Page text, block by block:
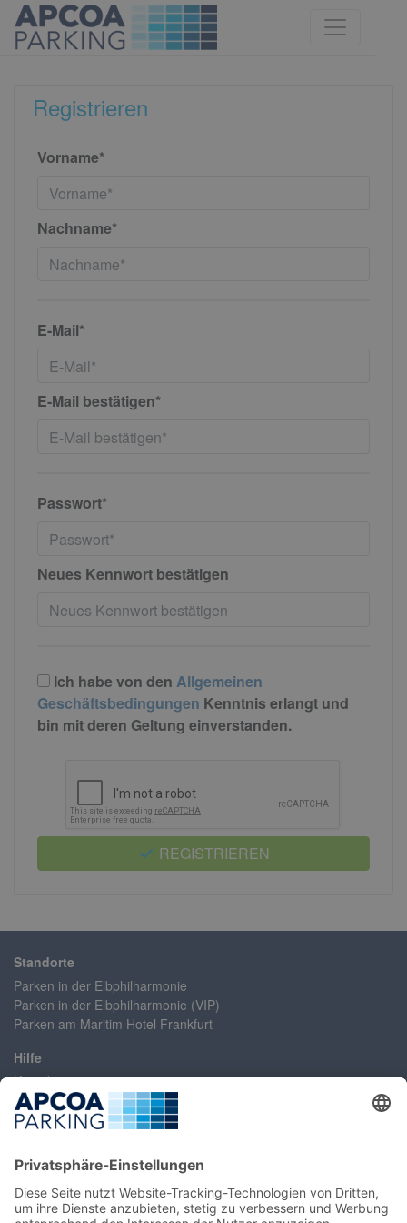
Registrieren
Vorname*
Nachname*
E-Mail*
E-Mail bestätigen*
Passwort*
Neues Kennwort bestätigen
Ich habe von den Allgemeinen
Geschäftsbedingungen Kenntnis erlangt und
bin mit deren Geltung einverstanden.
REGISTRIEREN
Standorte
Parken in der Elbphilharmonie
Parken in der Elbphilharmonie (VIP)
Parken am Maritim Hotel Frankfurt
Hilfe
Kontakt
Erklärung zur Barrierefreiheit
Häufig gestellte Fragen
Registrieren
Mein Konto / Umbuchung
Umbuchung ohne Login